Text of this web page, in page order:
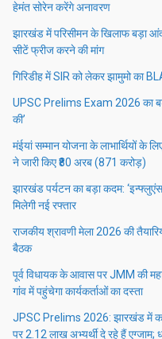
हेमंत सोरेन करेंगे अनावरण
झारखंड में परिसीमन के खिलाफ बड़ा
सीटें फ्रीज करने की मांग
गिरिडीह में SIR को लेकर झामुमो का
UPSC Prelims Exam 2026 का
की’
मंईयां सम्मान योजना के लाभार्थियों के
ने जारी किए ₹80 अरब (871 करोड़)
झारखंड पर्यटन का बड़ा कदम:
मिलेगी नई रफ्तार
राजकीय श्रावणी मेला 2026 की
बैठक
पूर्व विधायक के आवास पर JMM की
गांव में पहुंचेगा कार्यकर्ताओं का दस्ता
JPSC Prelims 2026: झारखंड में
पर 2.12 लाख अभ्यर्थी दे रहे हैं एग्जाम;